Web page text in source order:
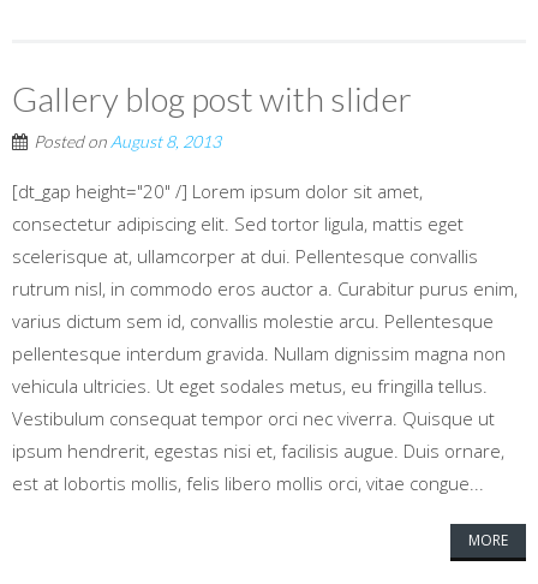
Gallery blog post with slider
Posted on August 8, 2013
[dt_gap height="20" /] Lorem ipsum dolor sit amet,
consectetur adipiscing elit. Sed tortor ligula, mattis eget
scelerisque at, ullamcorper at dui. Pellentesque convallis
rutrum nisl, in commodo eros auctor a. Curabitur purus enim,
varius dictum sem id, convallis molestie arcu. Pellentesque
pellentesque interdum gravida. Nullam dignissim magna non
vehicula ultricies. Ut eget sodales metus, eu fringilla tellus.
Vestibulum consequat tempor orci nec viverra. Quisque ut
ipsum hendrerit, egestas nisi et, facilisis augue. Duis ornare,
est at lobortis mollis, felis libero mollis orci, vitae congue...
MORE